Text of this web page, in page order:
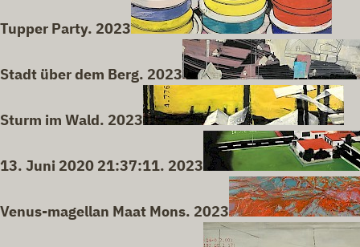
Tupper Party. 2023
Stadt über dem Berg. 2023
Sturm im Wald. 2023
13. Juni 2020 21:37:11. 2023
Venus-magellan Maat Mons. 2023